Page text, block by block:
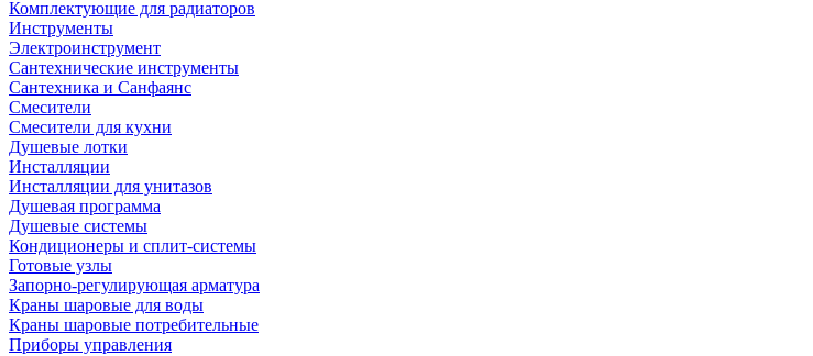
Комплектующие для радиаторов
Инструменты
Электроинструмент
Сантехнические инструменты
Сантехника и Санфаянс
Смесители
Смесители для кухни
Душевые лотки
Инсталляции
Инсталляции для унитазов
Душевая программа
Душевые системы
Кондиционеры и сплит-системы
Готовые узлы
Запорно-регулирующая арматура
Краны шаровые для воды
Краны шаровые потребительные
Приборы управления